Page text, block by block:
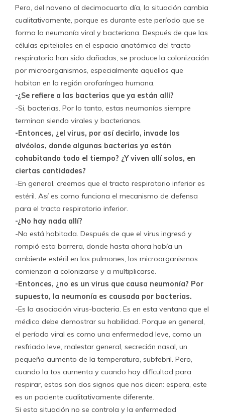
Pero, del noveno al decimocuarto día, la situación cambia
cualitativamente, porque es durante este período que se
forma la neumonía viral y bacteriana. Después de que las
células epiteliales en el espacio anatómico del tracto
respiratorio han sido dañadas, se produce la colonización
por microorganismos, especialmente aquellos que
habitan en la región orofaríngea humana.
-¿Se refiere a las bacterias que ya están allí?
-Si, bacterias. Por lo tanto, estas neumonías siempre
terminan siendo virales y bacterianas.
-Entonces, ¿el virus, por así decirlo, invade los
alvéolos, donde algunas bacterias ya están
cohabitando todo el tiempo? ¿Y viven allí solos, en
ciertas cantidades?
-En general, creemos que el tracto respiratorio inferior es
estéril. Así es como funciona el mecanismo de defensa
para el tracto respiratorio inferior.
-¿No hay nada allí?
-No está habitada. Después de que el virus ingresó y
rompió esta barrera, donde hasta ahora había un
ambiente estéril en los pulmones, los microorganismos
comienzan a colonizarse y a multiplicarse.
-Entonces, ¿no es un virus que causa neumonía? Por
supuesto, la neumonía es causada por bacterias.
-Es la asociación virus-bacteria. Es en esta ventana que el
médico debe demostrar su habilidad. Porque en general,
el período viral es como una enfermedad leve, como un
resfriado leve, malestar general, secreción nasal, un
pequeño aumento de la temperatura, subfebril. Pero,
cuando la tos aumenta y cuando hay dificultad para
respirar, estos son dos signos que nos dicen: espera, este
es un paciente cualitativamente diferente.
Si esta situación no se controla y la enfermedad